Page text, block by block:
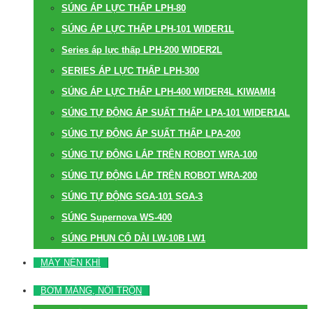
SÚNG ÁP LỰC THẤP LPH-80
SÚNG ÁP LỰC THẤP LPH-101 WIDER1L
Series áp lực thấp LPH-200 WIDER2L
SERIES ÁP LỰC THẤP LPH-300
SÚNG ÁP LỰC THẤP LPH-400 WIDER4L KIWAMI4
SÚNG TỰ ĐỘNG ÁP SUẤT THẤP LPA-101 WIDER1AL
SÚNG TỰ ĐỘNG ÁP SUẤT THẤP LPA-200
SÚNG TỰ ĐỘNG LẮP TRÊN ROBOT WRA-100
SÚNG TỰ ĐỘNG LẮP TRÊN ROBOT WRA-200
SÚNG TỰ ĐỘNG SGA-101 SGA-3
SÚNG Supernova WS-400
SÚNG PHUN CỔ DÀI LW-10B LW1
MÁY NÉN KHÍ
BƠM MÀNG, NỒI TRỘN